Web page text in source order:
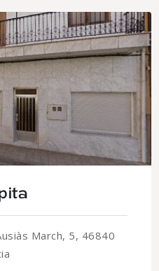
March, 5, 46840